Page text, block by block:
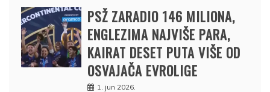
PSŽ ZARADIO 146 MILIONA,
ENGLEZIMA NAJVIŠE PARA,
KAIRAT DESET PUTA VIŠE OD
OSVAJAČA EVROLIGE
1. jun 2026.